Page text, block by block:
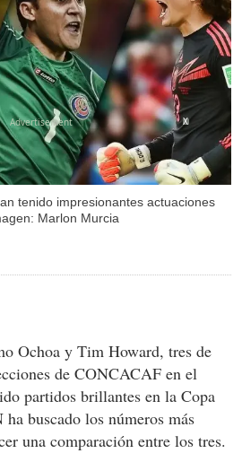
tenido impresionantes actuaciones
Marlon Murcia
X
Ochoa y Tim Howard, tres de
de CONCACAF en el
partidos brillantes en la Copa
buscado los números más
una comparación entre los tres.